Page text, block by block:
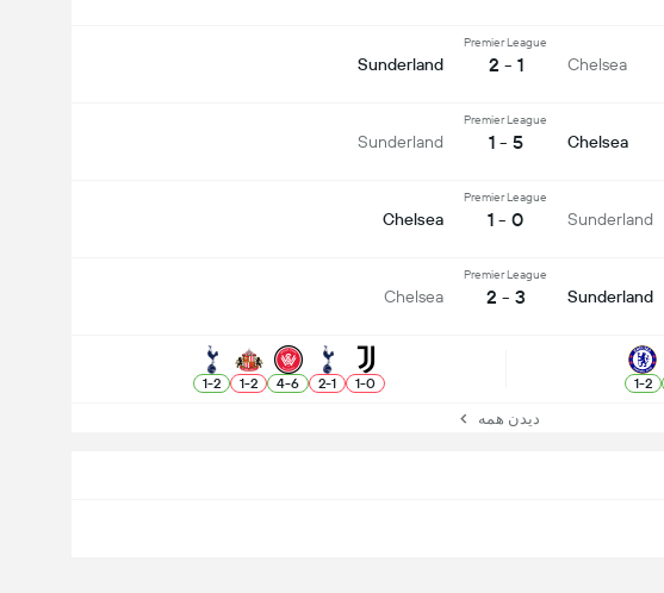
Chelsea
Premier League
1 - 2
Sunderland
Chelsea
Premier League
5 - 1
Sunderland
Sunderland
Premier League
0 - 1
Chelsea
Sunderland
Premier League
3 - 2
Chelsea
2
-
1
0
-
1
1
-
2
6
-
4
2
-
1
2
-
1
دیدن همه